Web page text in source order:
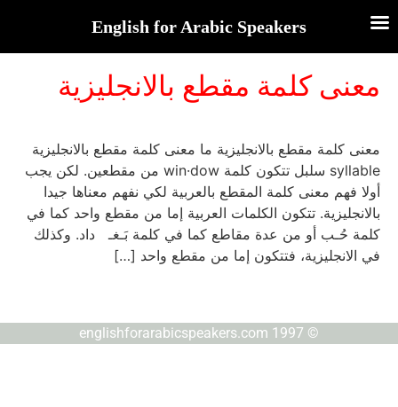
معنى كلمة مقطع بالانجليزية
معنى كلمة مقطع بالانجليزية ما معنى كلمة مقطع بالانجليزية
syllable سلبل تتكون كلمة win·dow من مقطعين. لكن يجب
أولا فهم معنى كلمة المقطع بالعربية لكي نفهم معناها جيدا
بالانجليزية. تتكون الكلمات العربية إما من مقطع واحد كما في
كلمة حُـب أو من عدة مقاطع كما في كلمة بَـغـ داد. وكذلك
في الانجليزية، فتتكون إما من مقطع واحد […]
© englishforarabicspeakers.com 1997
English for Arabic Speakers